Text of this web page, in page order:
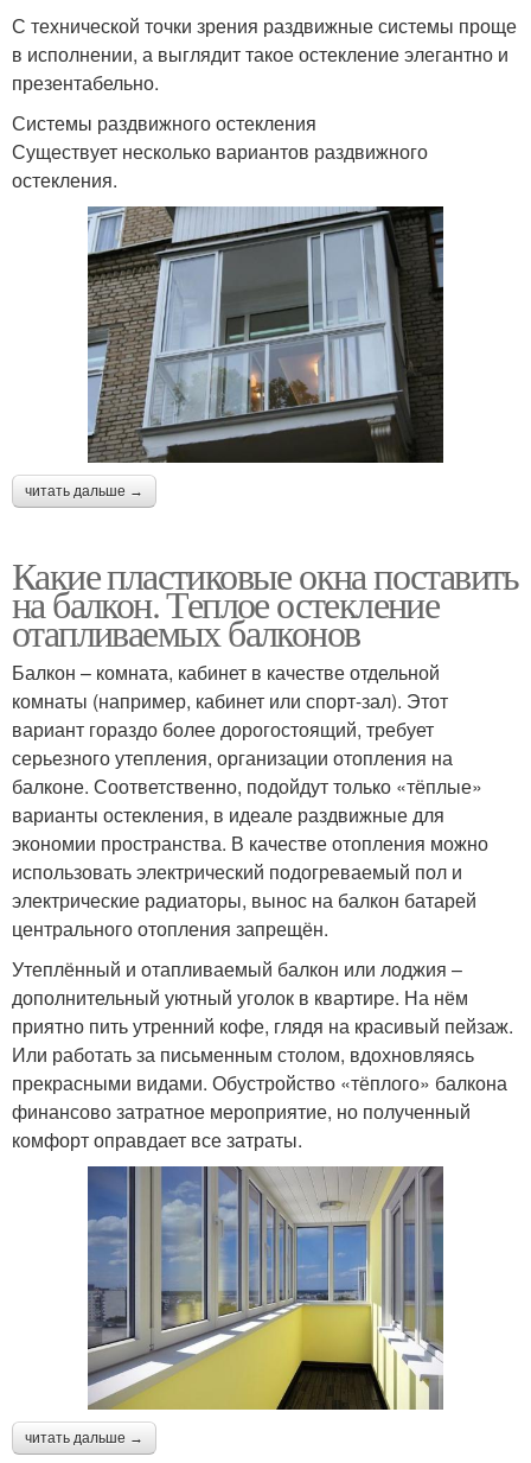
С технической точки зрения раздвижные системы проще
в исполнении, а выглядит такое остекление элегантно и
презентабельно.
Системы раздвижного остекления
Существует несколько вариантов раздвижного
остекления.
читать дальше →
Какие пластиковые окна поставить
на балкон. Теплое остекление
отапливаемых балконов
Балкон – комната, кабинет в качестве отдельной
комнаты (например, кабинет или спорт-зал). Этот
вариант гораздо более дорогостоящий, требует
серьезного утепления, организации отопления на
балконе. Соответственно, подойдут только «тёплые»
варианты остекления, в идеале раздвижные для
экономии пространства. В качестве отопления можно
использовать электрический подогреваемый пол и
электрические радиаторы, вынос на балкон батарей
центрального отопления запрещён.
Утеплённый и отапливаемый балкон или лоджия –
дополнительный уютный уголок в квартире. На нём
приятно пить утренний кофе, глядя на красивый пейзаж.
Или работать за письменным столом, вдохновляясь
прекрасными видами. Обустройство «тёплого» балкона
финансово затратное мероприятие, но полученный
комфорт оправдает все затраты.
читать дальше →